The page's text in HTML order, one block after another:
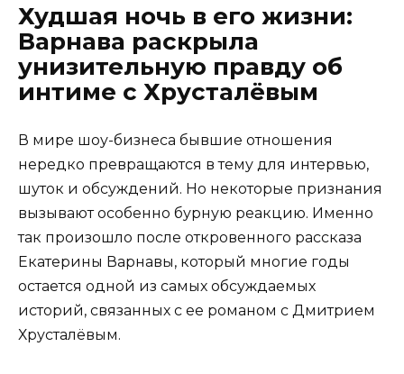
Худшая ночь в его жизни:
Варнава раскрыла
унизительную правду об
интиме с Хрусталёвым
В мире шоу-бизнеса бывшие отношения
нередко превращаются в тему для интервью,
шуток и обсуждений. Но некоторые признания
вызывают особенно бурную реакцию. Именно
так произошло после откровенного рассказа
Екатерины Варнавы, который многие годы
остается одной из самых обсуждаемых
историй, связанных с ее романом с Дмитрием
Хрусталёвым.